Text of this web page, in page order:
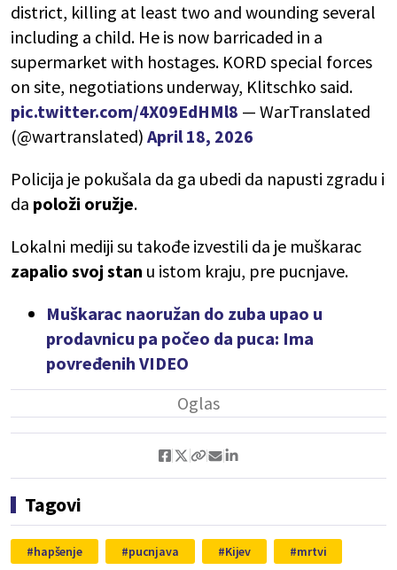
district, killing at least two and wounding several
including a child. He is now barricaded in a
supermarket with hostages. KORD special forces
on site, negotiations underway, Klitschko said.
pic.twitter.com/4X09EdHMl8 — WarTranslated
(@wartranslated) April 18, 2026
Policija je pokušala da ga ubedi da napusti zgradu i
da položi oružje.
Lokalni mediji su takođe izvestili da je muškarac
zapalio svoj stan u istom kraju, pre pucnjave.
Muškarac naoružan do zuba upao u
prodavnicu pa počeo da puca: Ima
povređenih VIDEO
Tagovi
hapšenje pucnjava Kijev mrtvi